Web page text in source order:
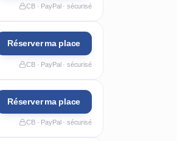
CB · PayPal · sécurisé
Réserver ma place
CB · PayPal · sécurisé
Réserver ma place
CB · PayPal · sécurisé